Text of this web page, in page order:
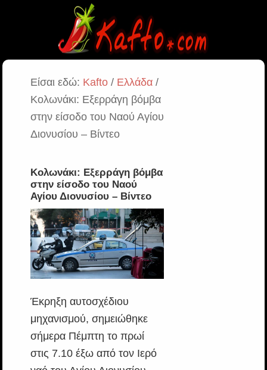
Είσαι εδώ: Kafto/ Ελλάδα/
Κολωνάκι: Εξερράγη βόμβα
στην είσοδο του Ναού Αγίου
Διονυσίου – Βίντεο
Κολωνάκι: Εξερράγη βόμβα
στην είσοδο του Ναού
Αγίου Διονυσίου – Βίντεο
Έκρηξη αυτοσχέδιου
μηχανισμού, σημειώθηκε
σήμερα Πέμπτη το πρωί
στις 7.10 έξω από τον Ιερό